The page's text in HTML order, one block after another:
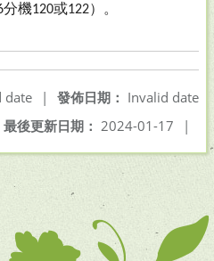
分機120或122）。
發佈日期： Invalid date
date
|
最後更新日期： 2024-01-17 |